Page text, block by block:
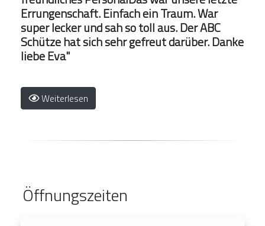
Errungenschaft. Einfach ein Traum. War
super lecker und sah so toll aus. Der ABC
Schütze hat sich sehr gefreut darüber. Danke
liebe Eva"
Weiterlesen
Öffnungszeiten